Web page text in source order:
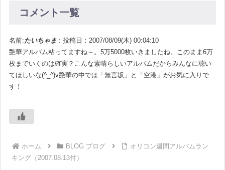
コメント一覧
名前: たいちゃま : 投稿日：2007/08/09(木) 00:04:10
艶華アルバム粘ってますね～。5万5000枚いきましたね。このまま6万
枚までいくのは確実？こんな素晴らしいアルバムだからみんなに聴い
てほしいな(^_^)v艶華の中では「無言坂」と「空港」がお気に入りで
す！
ホーム BLOG ブログ
オリコン週間アルバムラン
キング（2007.08.13付）